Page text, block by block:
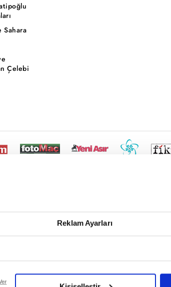
Reklam Ayarları
Sahara
Çelebi